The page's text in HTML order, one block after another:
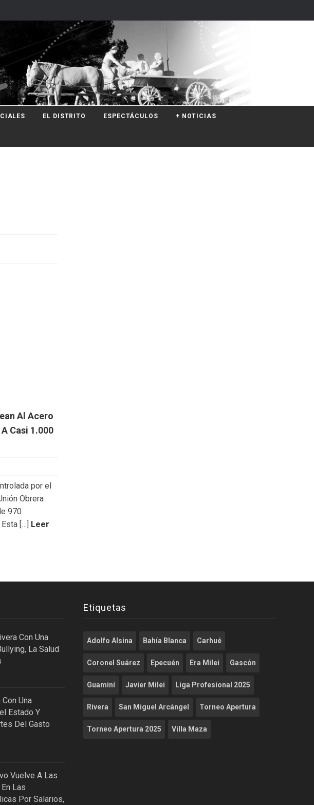
EL DISTRITO ESPECTÁCULOS + NOTICIAS
Al Acero
Casi 1.000
por el
Obrera
970
[…]
Leer
Con Una
La Salud
Una
Estado Y
Del Gasto
Vuelve A Las
Las
Por Salarios,
Etiquetas
Adolfo Alsina Bahía Blanca Carhué
Coronel Suárez Epecuén Era Milei Gascón
Guaminí Javier Milei Liga Profesional 2025
Rivera San Miguel Arcángel Torneo Apertura
Torneo Apertura 2025 Villa Maza